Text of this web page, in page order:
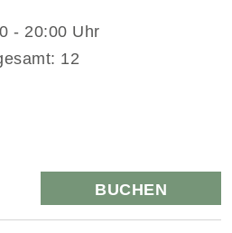
- 20:00 Uhr
12
BUCHEN